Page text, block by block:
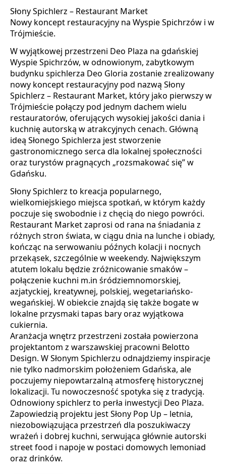
Słony Spichlerz – Restaurant Market
Nowy koncept restauracyjny na Wyspie Spichrzów i w
Trójmieście.
W wyjątkowej przestrzeni Deo Plaza na gdańskiej
Wyspie Spichrzów, w odnowionym, zabytkowym
budynku spichlerza Deo Gloria zostanie zrealizowany
nowy koncept restauracyjny pod nazwą Słony
Spichlerz – Restaurant Market, który jako pierwszy w
Trójmieście połączy pod jednym dachem wielu
restauratorów, oferujących wysokiej jakości dania i
kuchnię autorską w atrakcyjnych cenach. Główną
ideą Słonego Spichlerza jest stworzenie
gastronomicznego serca dla lokalnej społeczności
oraz turystów pragnących „rozsmakować się” w
Gdańsku.
Słony Spichlerz to kreacja popularnego,
wielkomiejskiego miejsca spotkań, w którym każdy
poczuje się swobodnie i z chęcią do niego powróci.
Restaurant Market zaprosi od rana na śniadania z
różnych stron świata, w ciągu dnia na lunche i obiady,
kończąc na serwowaniu późnych kolacji i nocnych
przekąsek, szczególnie w weekendy. Największym
atutem lokalu będzie zróżnicowanie smaków –
połączenie kuchni m.in śródziemnomorskiej,
azjatyckiej, kreatywnej, polskiej, wegetariańsko-
wegańskiej. W obiekcie znajdą się także bogate w
lokalne przysmaki tapas bary oraz wyjątkowa
cukiernia.
Aranżacja wnętrz przestrzeni została powierzona
projektantom z warszawskiej pracowni Belotto
Design. W Słonym Spichlerzu odnajdziemy inspiracje
nie tylko nadmorskim położeniem Gdańska, ale
poczujemy niepowtarzalną atmosferę historycznej
lokalizacji. Tu nowoczesność spotyka się z tradycją.
Odnowiony spichlerz to perła inwestycji Deo Plaza.
Zapowiedzią projektu jest Słony Pop Up – letnia,
niezobowiązująca przestrzeń dla poszukiwaczy
wrażeń i dobrej kuchni, serwująca głównie autorski
street food i napoje w postaci domowych lemoniad
oraz drinków.